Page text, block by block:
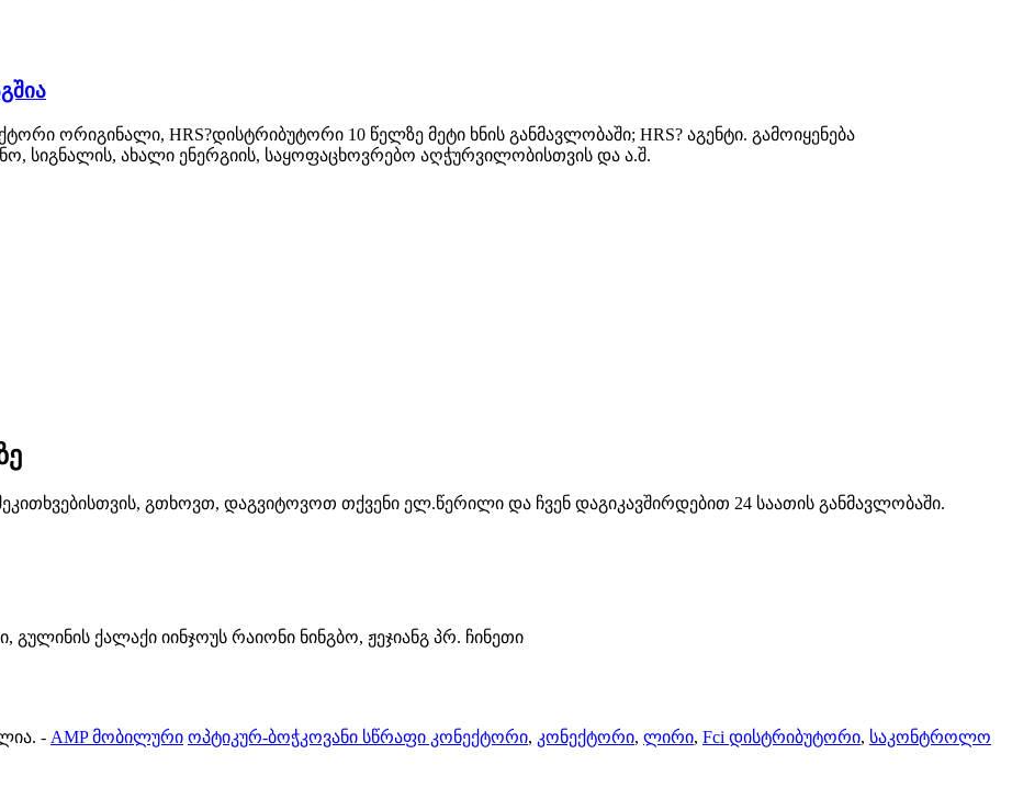
ორიგინალი, HRS?დისტრიბუტორი 10 წელზე მეტი ხნის განმავლობაში; HRS? აგენტი. გამოიყენება
სიგნალის, ახალი ენერგიის, საყოფაცხოვრებო აღჭურვილობისთვის და ა.შ.
გთხოვთ, დაგვიტოვოთ თქვენი ელ.წერილი და ჩვენ დაგიკავშირდებით 24 საათის განმავლობაში.
ქალაქი იინჯოუს რაიონი ნინგბო, ჟეჯიანგ პრ. ჩინეთი
- AMP მობილური ოპტიკურ-ბოჭკოვანი სწრაფი კონექტორი, კონექტორი, ლირი, Fci დისტრიბუტორი, საკონტროლო